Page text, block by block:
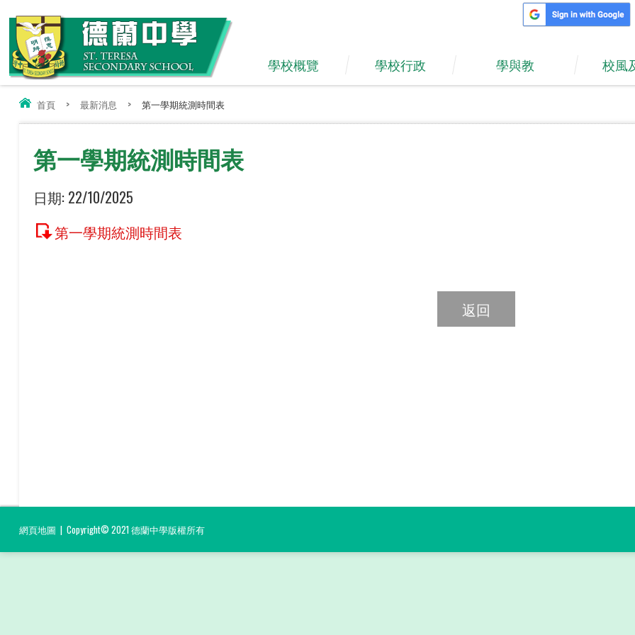
學校概覽 學校行政 學與教 校風
首頁 > 最新消息 > 第一學期統測時間表
第一學期統測時間表
日期: 22/10/2025
第一學期統測時間表
返回
網頁地圖 | Copyright© 2021 德蘭中學版權所有